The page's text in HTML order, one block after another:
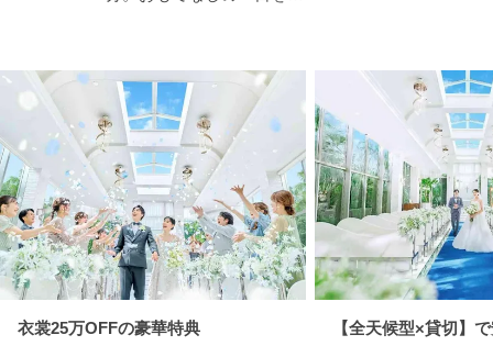
衣裳25万OFFの豪華特典
【全天候型×貸切】